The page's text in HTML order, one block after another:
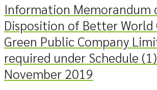
Information Memorandum
Disposition of Better World
Green Public Company
required under Schedule
November 2019